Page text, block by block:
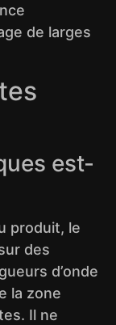
de larges
est-
produit, le
des
d’onde
la zone
Il ne